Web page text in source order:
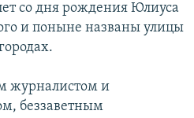
со дня рождения Юлиуса
и поныне названы улицы
журналистом и
беззаветным